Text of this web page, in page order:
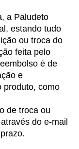
a Paludeto
estando tudo
ou troca do
feita pelo
é de
e
produto, como
de troca ou